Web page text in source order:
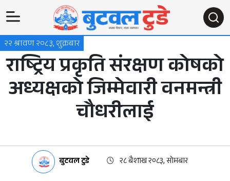
२२ श्रावण २०८३, शुक्रबार
राष्ट्रिय प्रकृति संरक्षण कोषको
अध्यक्षको जिम्मेवारी वनमन्त्री
चौधरीलाई
बुटवल टुडे २८ बैशाख २०८३, सोमबार